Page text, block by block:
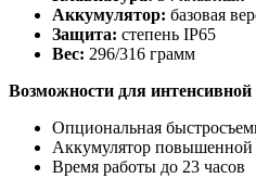
Аккумулятор: базовая
Защита: степень IP65
Вес: 296/316 грамм
Возможности для интенсивной
Опциональная
Аккумулятор
Время работы до 23 часов